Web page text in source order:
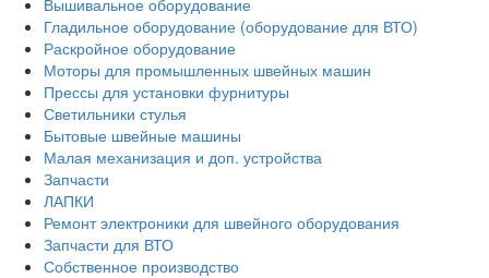
Гладильное оборудование (оборудование для ВТО)
Раскройное оборудование
Моторы для промышленных швейных машин
Прессы для установки фурнитуры
Светильники стулья
Бытовые швейные машины
Малая механизация и доп. устройства
Запчасти
ЛАПКИ
Ремонт электроники для швейного оборудования
Запчасти для ВТО
Собственное производство